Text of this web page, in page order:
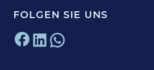
FOLGEN SIE UNS
Facebook
LinkedIn